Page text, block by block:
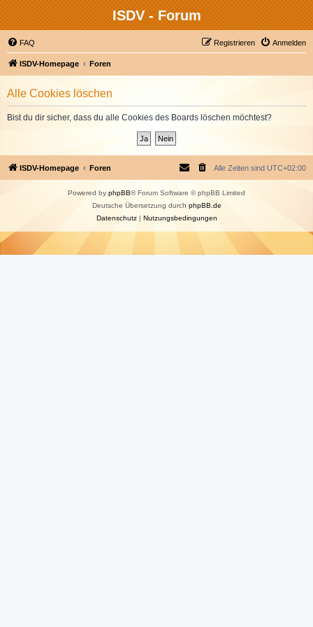
ISDV - Forum
FAQ Anmelden
Registrieren
ISDV-Homepage Foren
Alle Cookies löschen
Bist du dir sicher, dass du alle Cookies des Boards löschen möchtest?
ISDV-Homepage Foren Alle Zeiten sind UTC+02:00
Powered by phpBB® Forum Software © phpBB Limited
Deutsche Übersetzung durch phpBB.de
Datenschutz| Nutzungsbedingungen